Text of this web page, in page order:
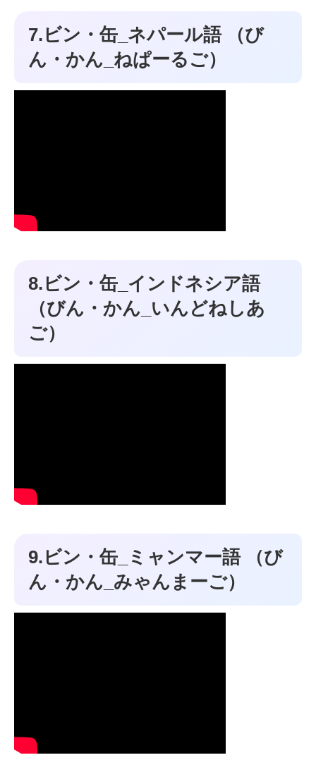
7.ビン・缶_ネパール語 （び
ん・かん_ねぱーるご）
8.ビン・缶_インドネシア語
（びん・かん_いんどねしあ
ご）
9.ビン・缶_ミャンマー語 （び
ん・かん_みゃんまーご）